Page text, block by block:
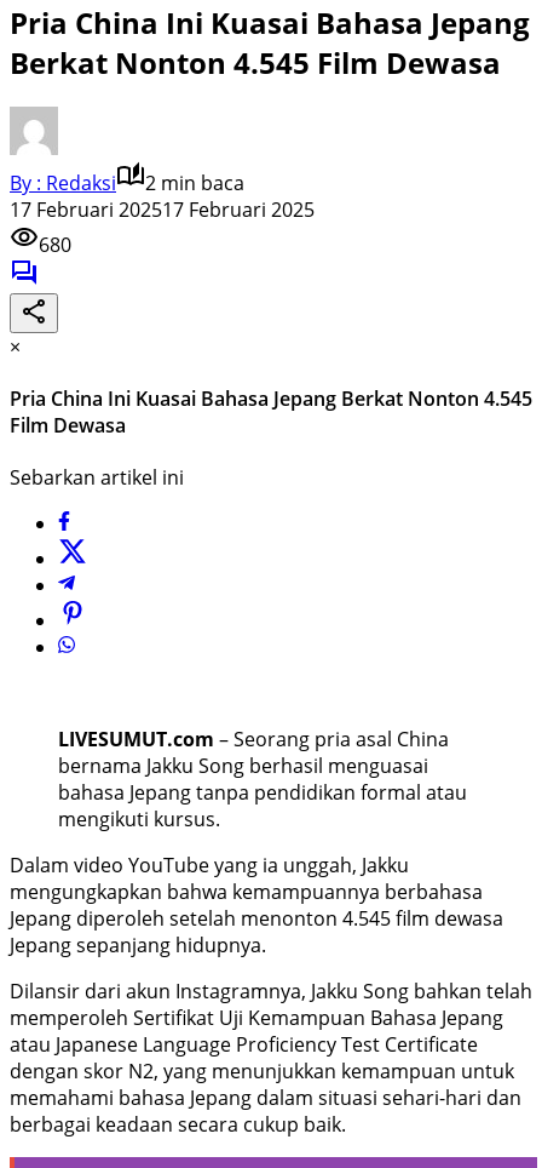
Pria China Ini Kuasai Bahasa Jepang
Berkat Nonton 4.545 Film Dewasa
By : Redaksi
2 min baca
17 Februari 202517 Februari 2025
680
×
Pria China Ini Kuasai Bahasa Jepang Berkat Nonton 4.545
Film Dewasa
Sebarkan artikel ini
LIVESUMUT.com – Seorang pria asal China
bernama Jakku Song berhasil menguasai
bahasa Jepang tanpa pendidikan formal atau
mengikuti kursus.
Dalam video YouTube yang ia unggah, Jakku
mengungkapkan bahwa kemampuannya berbahasa
Jepang diperoleh setelah menonton 4.545 film dewasa
Jepang sepanjang hidupnya.
Dilansir dari akun Instagramnya, Jakku Song bahkan telah
memperoleh Sertifikat Uji Kemampuan Bahasa Jepang
atau Japanese Language Proficiency Test Certificate
dengan skor N2, yang menunjukkan kemampuan untuk
memahami bahasa Jepang dalam situasi sehari-hari dan
berbagai keadaan secara cukup baik.